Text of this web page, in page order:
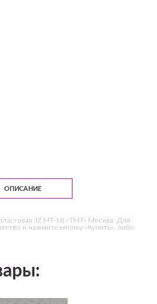
ОПИСАНИЕ
JZ MT-18 «ТМТ» Москва. Для
и нажмите кнопку «Купить», либо